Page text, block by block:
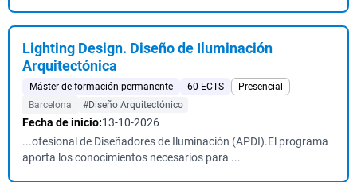
Lighting Design. Diseño de Iluminación
Arquitectónica
Máster de formación permanente 60 ECTS
Presencial
Barcelona
#Diseño Arquitectónico
Fecha de inicio:13-10-2026
...ofesional de Diseñadores de Iluminación (APDI).El programa
aporta los conocimientos necesarios para ...